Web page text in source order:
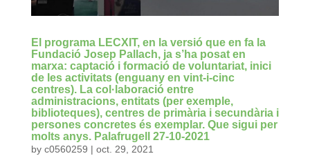
El programa LECXIT, en la versió que en fa la
Fundació Josep Pallach, ja s’ha posat en
marxa: captació i formació de voluntariat, inici
de les activitats (enguany en vint-i-cinc
centres). La col·laboració entre
administracions, entitats (per exemple,
biblioteques), centres de primària i secundària i
persones concretes és exemplar. Que sigui per
molts anys. Palafrugell 27-10-2021
by c0560259 | oct. 29, 2021